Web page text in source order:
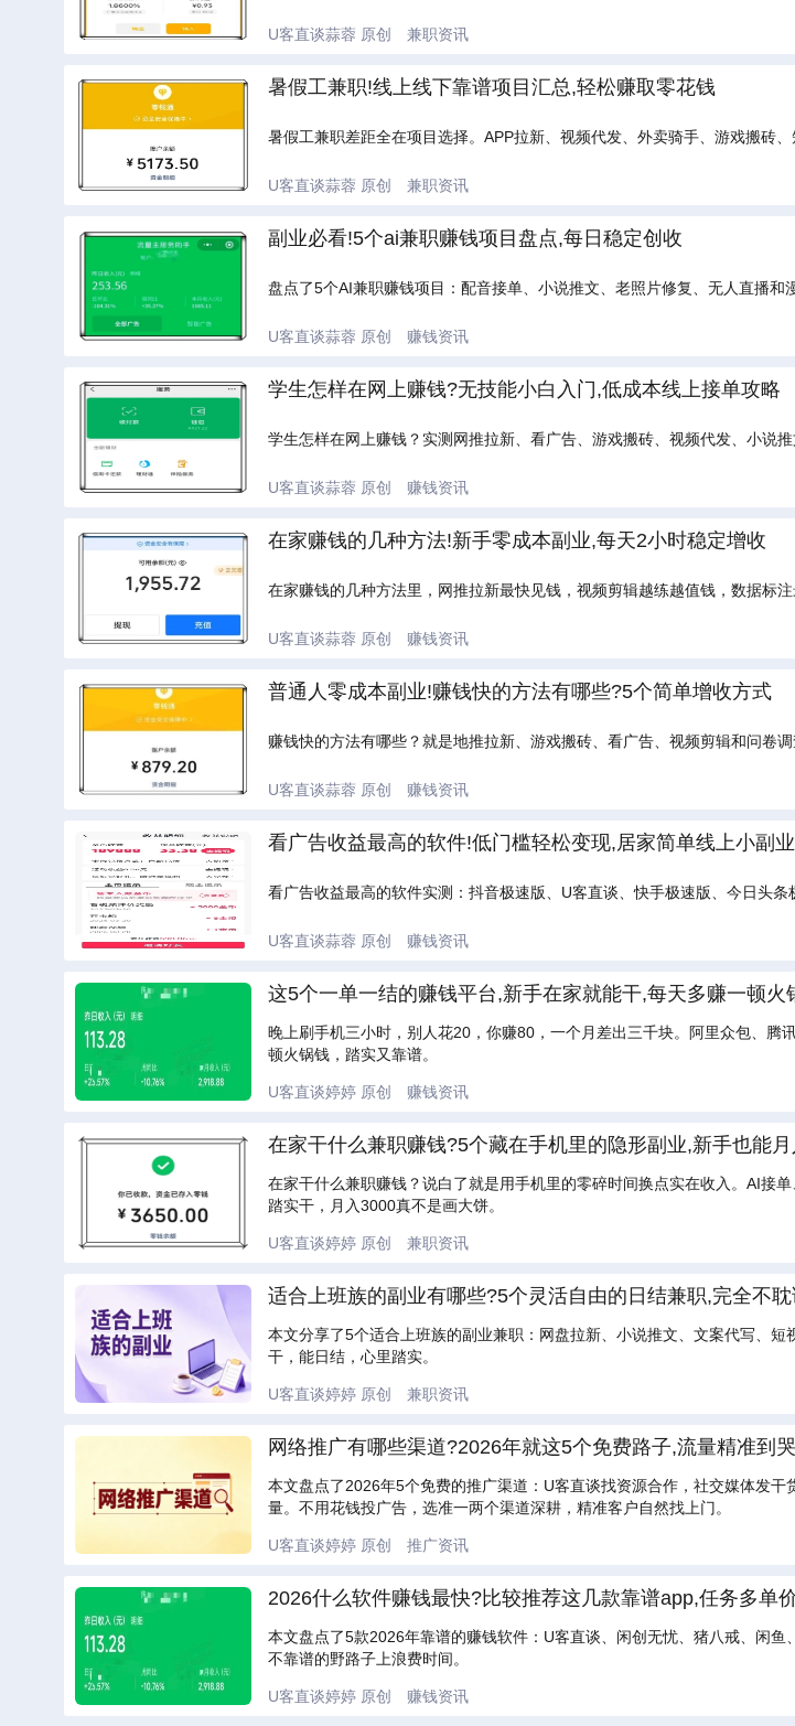
U客直谈蒜蓉 原创 兼职资讯
暑假工兼职!线上线下靠谱项目汇总,轻松赚取零花钱
暑假工兼职差距全在项目选择。APP拉新、视频代发、外卖骑手、游戏搬砖
U客直谈蒜蓉 原创 兼职资讯
副业必看!5个ai兼职赚钱项目盘点,每日稳定创收
盘点了5个AI兼职赚钱项目：配音接单、小说推文、老照片修复、无人直播和
U客直谈蒜蓉 原创 赚钱资讯
学生怎样在网上赚钱?无技能小白入门,低成本线上接单攻略
学生怎样在网上赚钱？实测网推拉新、看广告、游戏搬砖、视频代发、小说
U客直谈蒜蓉 原创 赚钱资讯
在家赚钱的几种方法!新手零成本副业,每天2小时稳定增收
在家赚钱的几种方法里，网推拉新最快见钱，视频剪辑越练越值钱，数据标
U客直谈蒜蓉 原创 赚钱资讯
普通人零成本副业!赚钱快的方法有哪些?5个简单增收方式
赚钱快的方法有哪些？就是地推拉新、游戏搬砖、看广告、视频剪辑和问卷
U客直谈蒜蓉 原创 赚钱资讯
看广告收益最高的软件!低门槛轻松变现,居家简单线上小副业
看广告收益最高的软件实测：抖音极速版、U客直谈、快手极速版、今日头条
U客直谈蒜蓉 原创 赚钱资讯
这5个一单一结的赚钱平台,新手在家就能干,每天多赚一顿火
晚上刷手机三小时，别人花20，你赚80，一个月差出三千块。阿里众包、
顿火锅钱，踏实又靠谱。
U客直谈婷婷 原创 赚钱资讯
在家干什么兼职赚钱?5个藏在手机里的隐形副业,新手也能
在家干什么兼职赚钱？说白了就是用手机里的零碎时间换点实在收入。AI接
踏实干，月入3000真不是画大饼。
U客直谈婷婷 原创 兼职资讯
适合上班族的副业有哪些?5个灵活自由的日结兼职,完全不
本文分享了5个适合上班族的副业兼职：网盘拉新、小说推文、文案代写、
干，能日结，心里踏实。
U客直谈婷婷 原创 兼职资讯
网络推广有哪些渠道?2026年就这5个免费路子,流量精准到哭
本文盘点了2026年5个免费的推广渠道：U客直谈找资源合作，社交媒体发
量。不用花钱投广告，选准一两个渠道深耕，精准客户自然找上门。
U客直谈婷婷 原创 推广资讯
2026什么软件赚钱最快?比较推荐这几款靠谱app,任务多单
本文盘点了5款2026年靠谱的赚钱软件：U客直谈、闲创无忧、猪八戒、闲
不靠谱的野路子上浪费时间。
U客直谈婷婷 原创 赚钱资讯